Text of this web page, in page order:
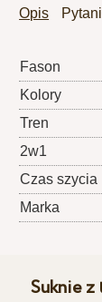
Opis
Fason
Kolory
Tren
2w1
Czas szycia
Marka
Suknie